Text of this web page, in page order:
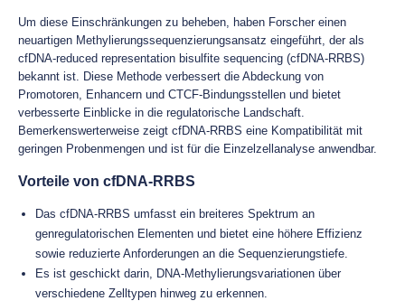
Um diese Einschränkungen zu beheben, haben Forscher einen
neuartigen Methylierungssequenzierungsansatz eingeführt, der als
cfDNA-reduced representation bisulfite sequencing (cfDNA-RRBS)
bekannt ist. Diese Methode verbessert die Abdeckung von
Promotoren, Enhancern und CTCF-Bindungsstellen und bietet
verbesserte Einblicke in die regulatorische Landschaft.
Bemerkenswerterweise zeigt cfDNA-RRBS eine Kompatibilität mit
geringen Probenmengen und ist für die Einzelzellanalyse anwendbar.
Vorteile von cfDNA-RRBS
Das cfDNA-RRBS umfasst ein breiteres Spektrum an
genregulatorischen Elementen und bietet eine höhere Effizienz
sowie reduzierte Anforderungen an die Sequenzierungstiefe.
Es ist geschickt darin, DNA-Methylierungsvariationen über
verschiedene Zelltypen hinweg zu erkennen.